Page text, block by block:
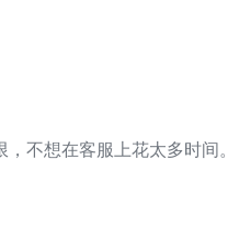
不想在客服上花太多时间。